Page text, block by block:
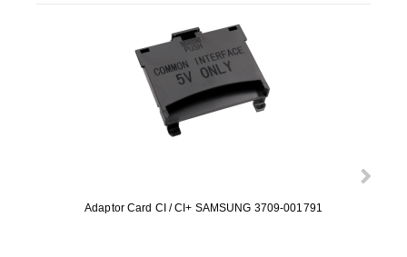
Adaptor Card CI / CI+ SAMSUNG 3709-001791